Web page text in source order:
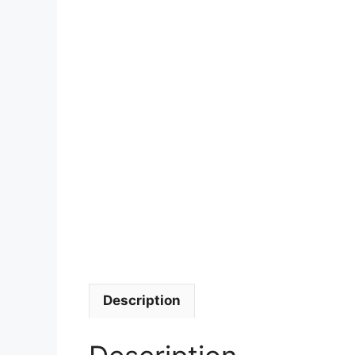
Description